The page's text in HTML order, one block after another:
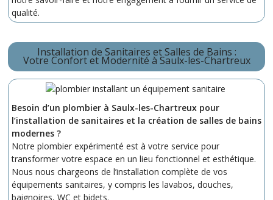
qualité.
Installation de Sanitaires et Salles de Bains :
Votre Confort et Modernité à Saulx-les-Chartreux
Besoin d’un plombier à Saulx-les-Chartreux pour
l’installation de sanitaires et la création de salles de bains
modernes ?
Notre plombier expérimenté est à votre service pour
transformer votre espace en un lieu fonctionnel et esthétique.
Nous nous chargeons de l’installation complète de vos
équipements sanitaires, y compris les lavabos, douches,
baignoires, WC et bidets.